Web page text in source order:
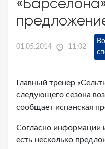
01.05.2014 11:02
Главный тренер
следующего сезона
сообщает испанская
Согласно информации
есть несколько